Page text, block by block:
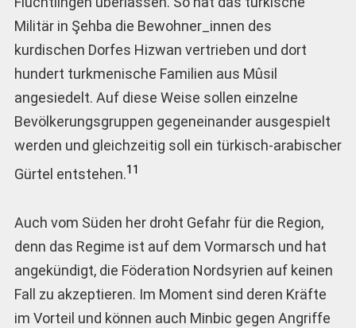
Militär in Şehba die Bewohner_innen des
kurdischen Dorfes Hizwan vertrieben und dort
hundert turkmenische Familien aus Mûsil
angesiedelt. Auf diese Weise sollen einzelne
Bevölkerungsgruppen gegeneinander ausgespielt
werden und gleichzeitig soll ein türkisch-arabischer
Gürtel entstehen.11
Auch vom Süden her droht Gefahr für die Region,
denn das Regime ist auf dem Vormarsch und hat
angekündigt, die Föderation Nordsyrien auf keinen
Fall zu akzeptieren. Im Moment sind deren Kräfte
im Vorteil und können auch Minbic gegen Angriffe